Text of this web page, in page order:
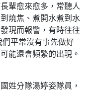
輩愈來愈多，常聽人
燒焦、煮開水煮到水
現而報警，有時往往
平常沒有事先做好
能還會頻繁的出現。
姓分隊湯婷姿隊員，